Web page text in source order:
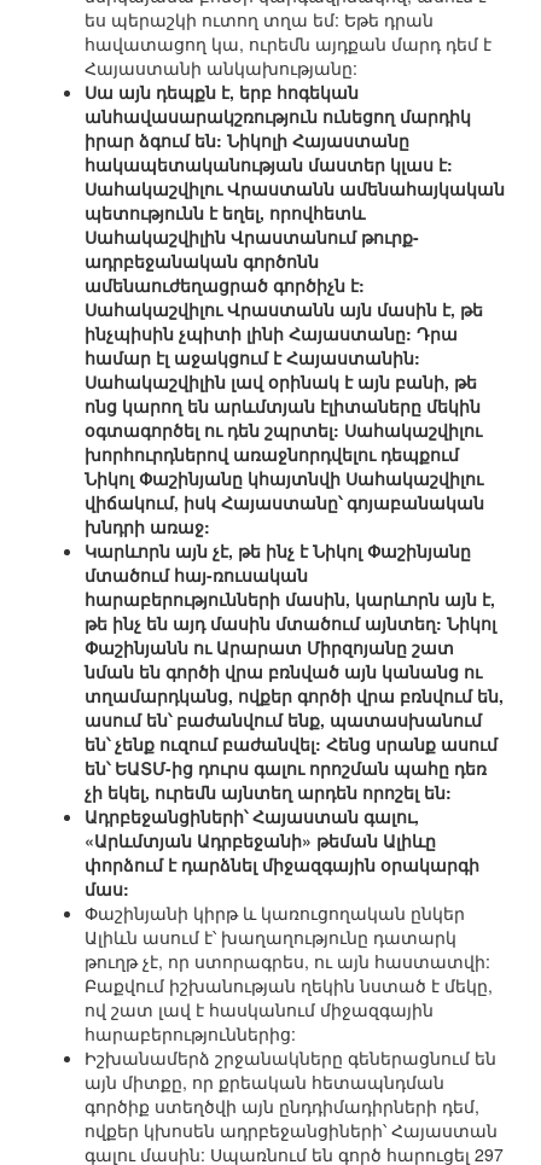
ես պերաշկի ուտող տղա եմ: Եթե դրան
հավատացող կա, ուրեմն այդքան մարդ դեմ է
Հայաստանի անկախությանը:
Սա այն դեպքն է, երբ հոգեկան
անհավասարակշռություն ունեցող մարդիկ
իրար ձգում են: Նիկոլի Հայաստանը
հակապետականության մաստեր կլաս է:
Սահակաշվիլու Վրաստանն ամենահայկական
պետությունն է եղել, որովհետև
Սահակաշվիլին Վրաստանում թուրք-
ադրբեջանական գործոնն
ամենաուժեղացրած գործիչն է:
Սահակաշվիլու Վրաստանն այն մասին է, թե
ինչպիսին չպիտի լինի Հայաստանը: Դրա
համար էլ աջակցում է Հայաստանին:
Սահակաշվիլին լավ օրինակ է այն բանի, թե
ոնց կարող են արևմտյան էլիտաները մեկին
օգտագործել ու դեն շպրտել: Սահակաշվիլու
խորհուրդներով առաջնորդվելու դեպքում
Նիկոլ Փաշինյանը կհայտնվի Սահակաշվիլու
վիճակում, իսկ Հայաստանը՝ գոյաբանական
խնդրի առաջ:
Կարևորն այն չէ, թե ինչ է Նիկոլ Փաշինյանը
մտածում հայ-ռուսական
հարաբերությունների մասին, կարևորն այն է,
թե ինչ են այդ մասին մտածում այնտեղ: Նիկոլ
Փաշինյանն ու Արարատ Միրզոյանը շատ
նման են գործի վրա բռնված այն կանանց ու
տղամարդկանց, ովքեր գործի վրա բռնվում են,
ասում են՝ բաժանվում ենք, պատասխանում
են՝ չենք ուզում բաժանվել: Հենց սրանք ասում
են՝ ԵԱՏՄ-ից դուրս գալու որոշման պահը դեռ
չի եկել, ուրեմն այնտեղ արդեն որոշել են:
Ադրբեջանցիների՝ Հայաստան գալու,
«Արևմտյան Ադրբեջանի» թեման Ալիևը
փորձում է դարձնել միջազգային օրակարգի
մաս:
Փաշինյանի կիրթ և կառուցողական ընկեր
Ալիևն ասում է՝ խաղաղությունը դատարկ
թուղթ չէ, որ ստորագրես, ու այն հաստատվի:
Բաքվում իշխանության ղեկին նստած է մեկը,
ով շատ լավ է հասկանում միջազգային
հարաբերություններից:
Իշխանամերձ շրջանակները գեներացնում են
այն միտքը, որ քրեական հետապնդման
գործիք ստեղծվի այն ընդդիմադիրների դեմ,
ովքեր կխոսեն ադրբեջանցիների՝ Հայաստան
գալու մասին: Սպառնում են գործ հարուցել 297